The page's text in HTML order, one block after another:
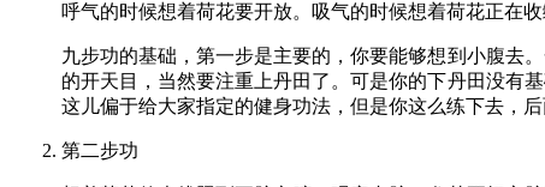
呼气的时候想着荷花要开放。吸气的时候想着荷花正在
九步功的基础，第一步是主要的，你要能够想到小腹去
的开天目，当然要注重上丹田了。可是你的下丹田没有
这儿偏于给大家指定的健身功法，但是你这么练下去，
第二步功